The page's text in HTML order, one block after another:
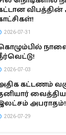
விபத்தின்
2026-07-31
2026-07-03
கட்டணம்
அபராதம்!
2026-07-29